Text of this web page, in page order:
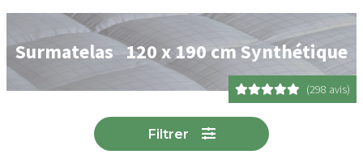
Surmatelas 120 x 190 cm Synthétique
(298 avis)
Filtrer